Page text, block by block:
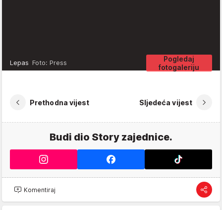
Pogledaj
fotogaleriju
Lepas Foto: Press
Prethodna vijest Sljedeća vijest
Budi dio Story zajednice.
Komentiraj